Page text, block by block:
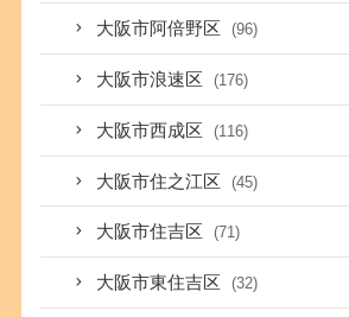
大阪市阿倍野区 (96)
大阪市浪速区 (176)
大阪市西成区 (116)
大阪市住之江区 (45)
大阪市住吉区 (71)
大阪市東住吉区 (32)